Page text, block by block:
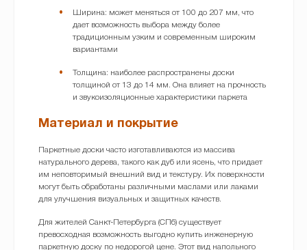
Ширина: может меняться от 100 до 207 мм, что
дает возможность выбора между более
традиционным узким и современным широким
вариантами
Толщина: наиболее распространены доски
толщиной от 13 до 14 мм. Она влияет на прочность
и звукоизоляционные характеристики паркета
Материал и покрытие
Паркетные доски часто изготавливаются из массива
натурального дерева, такого как дуб или ясень, что придает
им неповторимый внешний вид и текстуру. Их поверхности
могут быть обработаны различными маслами или лаками
для улучшения визуальных и защитных качеств.
Для жителей Санкт-Петербурга (СПб) существует
превосходная возможность выгодно купить инженерную
паркетную доску по недорогой цене. Этот вид напольного